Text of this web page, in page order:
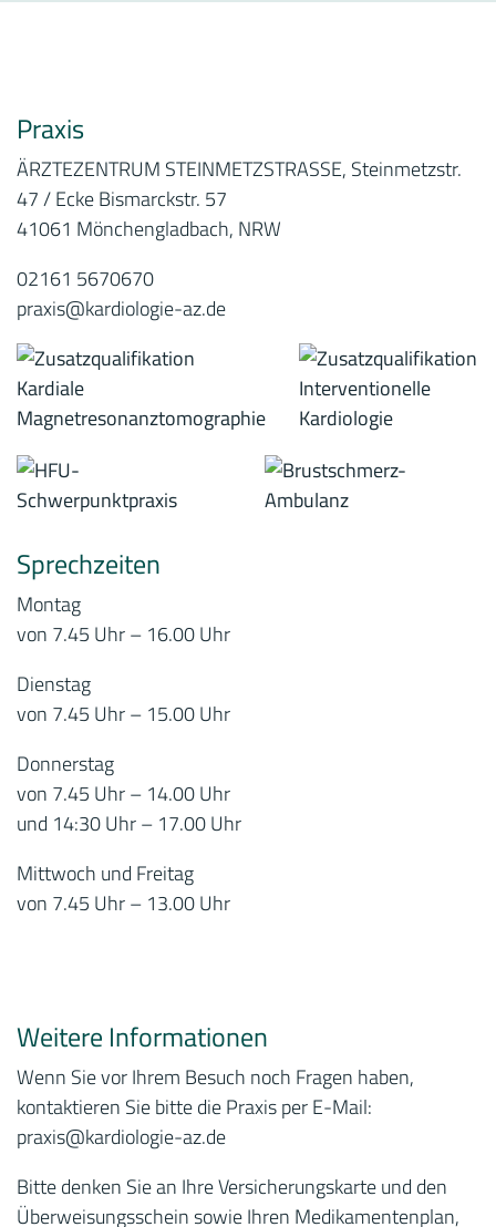
Praxis
ÄRZTEZENTRUM STEINMETZSTRASSE, Steinmetzstr.
47 / Ecke Bismarckstr. 57
41061 Mönchengladbach, NRW
02161 5670670
praxis@kardiologie-az.de
Sprechzeiten
Montag
von 7.45 Uhr – 16.00 Uhr
Dienstag
von 7.45 Uhr – 15.00 Uhr
Donnerstag
von 7.45 Uhr – 14.00 Uhr
und 14:30 Uhr – 17.00 Uhr
Mittwoch und Freitag
von 7.45 Uhr – 13.00 Uhr
Weitere Informationen
Wenn Sie vor Ihrem Besuch noch Fragen haben,
kontaktieren Sie bitte die Praxis per E-Mail:
praxis@kardiologie-az.de
Bitte denken Sie an Ihre Versicherungskarte und den
Überweisungsschein sowie Ihren Medikamentenplan,